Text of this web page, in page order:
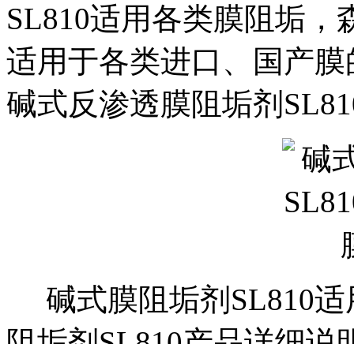
SL810适用各类膜阻垢，
适用于各类进口、国产
碱式反渗透膜阻垢剂
碱式膜阻垢剂SL810